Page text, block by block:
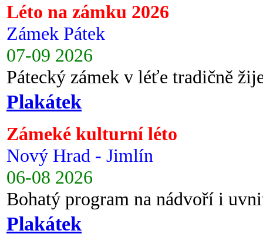
Léto na zámku 2026
Zámek Pátek
07-09 2026
Pátecký zámek v léťe tradičně
Plakátek
Zámeké kulturní léto
Nový Hrad - Jimlín
06-08 2026
Bohatý program na nádvoří i
Plakátek